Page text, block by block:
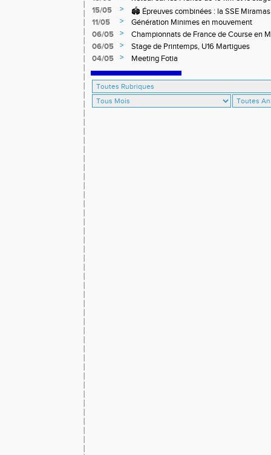
off-road à Briançon
15/05 >
🏟️ Épreuves combinées : la SSE
11/05
>
Génération Minimes en mouvement
06/05
>
Championnats de France de Course en
06/05
>
Stage de Printemps, U16 Martigues
04/05
> Meeting Fotia